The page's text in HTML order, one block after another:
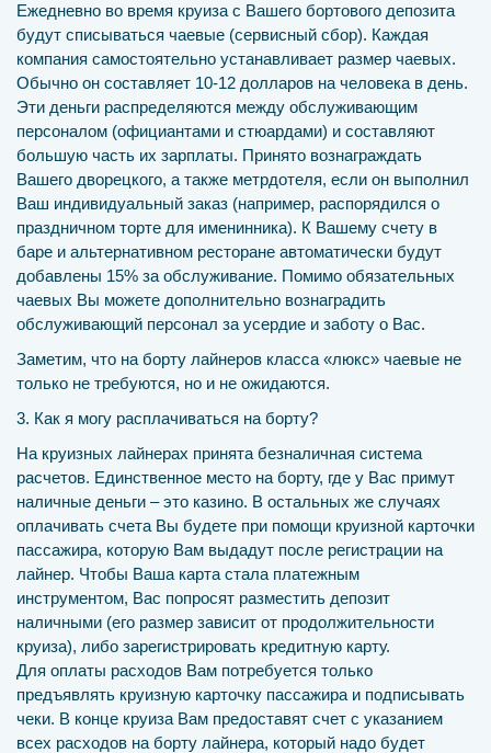
Ежедневно во время круиза с Вашего бортового депозита
будут списываться чаевые (сервисный сбор). Каждая
компания самостоятельно устанавливает размер чаевых.
Обычно он составляет 10-12 долларов на человека в день.
Эти деньги распределяются между обслуживающим
персоналом (официантами и стюардами) и составляют
большую часть их зарплаты. Принято вознаграждать
Вашего дворецкого, а также метрдотеля, если он выполнил
Ваш индивидуальный заказ (например, распорядился о
праздничном торте для именинника). К Вашему счету в
баре и альтернативном ресторане автоматически будут
добавлены 15% за обслуживание. Помимо обязательных
чаевых Вы можете дополнительно вознаградить
обслуживающий персонал за усердие и заботу о Вас.
Заметим, что на борту лайнеров класса «люкс» чаевые не
только не требуются, но и не ожидаются.
3. Как я могу расплачиваться на борту?
На круизных лайнерах принята безналичная система
расчетов. Единственное место на борту, где у Вас примут
наличные деньги – это казино. В остальных же случаях
оплачивать счета Вы будете при помощи круизной карточки
пассажира, которую Вам выдадут после регистрации на
лайнер. Чтобы Ваша карта стала платежным
инструментом, Вас попросят разместить депозит
наличными (его размер зависит от продолжительности
круиза), либо зарегистрировать кредитную карту.
Для оплаты расходов Вам потребуется только
предъявлять круизную карточку пассажира и подписывать
чеки. В конце круиза Вам предоставят счет с указанием
всех расходов на борту лайнера, который надо будет